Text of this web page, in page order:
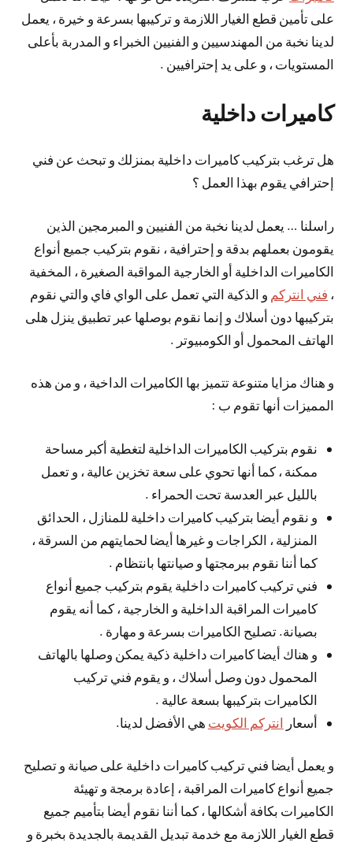
على تأمين قطع الغيار اللازمة و تركيبها بسرعة و خيرة ، يعمل
لدينا نخبة من المهندسيين و الفنيين الخبراء و المدربة بأعلى
المستويات ، و على يد إحترافيين .
كاميرات داخلية
هل ترغب بتركيب كاميرات داخلية بمنزلك و تبحث عن فني
إحترافي يقوم بهذا العمل ؟
راسلنا … يعمل لدينا نخبة من الفنيين و المبرمجين الذين
يقومون بعملهم بدقة و إحترافية ، نقوم بتركيب جميع أنواع
الكاميرات الداخلية أو الخارجية المواقبة الصغيرة ، المخفية
، فني انتركم و الذكية التي تعمل على الواي فاي والتي نقوم
بتركيبها دون أسلاك و إنما نقوم بوصلها عبر تطبيق ينزل هلى
الهاتف المحمول أو الكومبيوتر .
و هناك مزايا متنوعة تتميز بها الكاميرات الداخية ، و من هذه
المميزات أنها تقوم ب :
نقوم بتركيب الكاميرات الداخلية لتغطية أكبر مساحة
ممكنة ، كما أنها تحوي على سعة تخزين عالية ، و تعمل
بالليل عبر العدسة تحت الحمراء .
و نقوم أيضا بتركيب كاميرات داخلية للمنازل ، الحدائق
المنزلية ، الكراجات و غيرها أيضا لحمايتهم من السرقة ،
كما أننا نقوم ببرمجتها و صيانتها بانتظام .
فني تركيب كاميرات داخلية يقوم بتركيب جميع أنواع
كاميرات المراقبة الداخلية و الخارجية ، كما أنه يقوم
بصيانة. تصليح الكاميرات بسرعة و مهارة .
و هناك أيضا كاميرات داخلية ذكية يمكن وصلها بالهاتف
المحمول دون وصل أسلاك ، و يقوم فني تركيب
الكاميرات بتركيبها بسعة عالية .
أسعار انتركم الكويت هي الأفضل لدينا.
و يعمل أيضا فني تركيب كاميرات داخلية على صيانة و تصليح
جميع أنواع كاميرات المراقبة ، إعادة برمجة و تهيئة
الكاميرات بكافة أشكالها ، كما أننا نقوم أيضا بتأميم جميع
قطع الغيار اللازمة مع خدمة تبديل القديمة بالجديدة بخبرة و